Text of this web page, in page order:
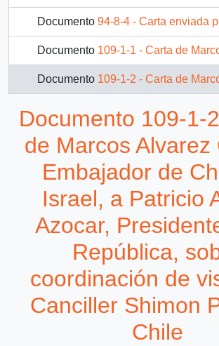
Documento 94-8-4 - Carta enviada por el Embajador de Israel en Chile, Daniel
Documento 109-1-1 - Carta de Marcos Alvarez Garcia, Embajador de Chile en Israel, a Patricio Aylwin Azocar, Presidente de la
Documento 109-1-2 - Carta de Marcos Alvarez Garcia, Embajador de Chile en Israel, a Patricio Aylwin Azocar, Presidente de la
Documento 109-1-
de Marcos Alvarez
Embajador de
Israel, a Patricio
Azocar,
República,
coordinación de
Canciller Shimon
Chile